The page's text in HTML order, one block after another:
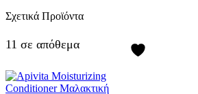
Σχετικά Προϊόντα
11 σε απόθεμα